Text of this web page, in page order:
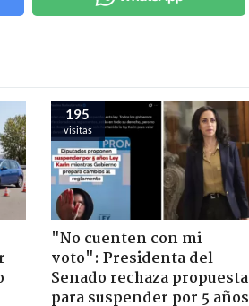
195
visitas
"No cuenten con mi
voto": Presidenta del
Senado rechaza propuesta
para suspender por 5 años